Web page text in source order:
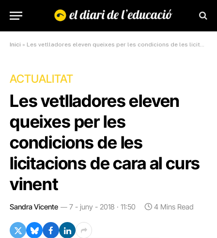
Inici » Les vetlladores eleven queixes per les condicions de les licitacions de cara al curs vinent
ACTUALITAT
Les vetlladores eleven
queixes per les
condicions de les
licitacions de cara al curs
vinent
Sandra Vicente 7 - juny - 2018 · 11:50 4 Mins Read